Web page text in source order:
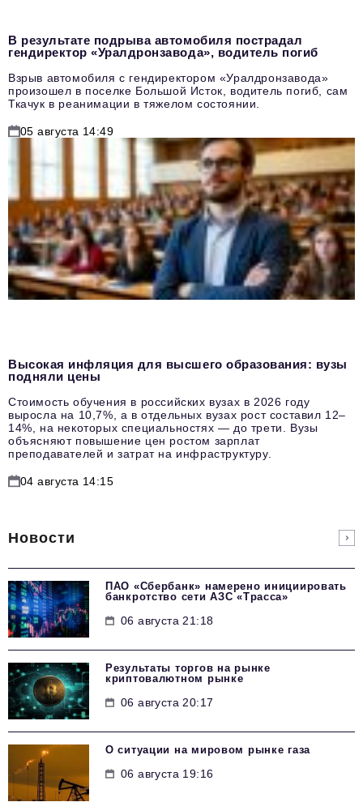
В результате подрыва автомобиля пострадал
гендиректор «Уралдронзавода», водитель погиб
Взрыв автомобиля с гендиректором «Уралдронзавода»
произошел в поселке Большой Исток, водитель погиб, сам
Ткачук в реанимации в тяжелом состоянии.
05 августа 14:49
Высокая инфляция для высшего образования: вузы
подняли цены
Стоимость обучения в российских вузах в 2026 году
выросла на 10,7%, а в отдельных вузах рост составил 12–
14%, на некоторых специальностях — до трети. Вузы
объясняют повышение цен ростом зарплат
преподавателей и затрат на инфраструктуру.
04 августа 14:15
Новости
ПАО «Сбербанк» намерено инициировать
банкротство сети АЗС «Трасса»
06 августа 21:18
Результаты торгов на рынке
криптовалютном рынке
06 августа 20:17
О ситуации на мировом рынке газа
06 августа 19:16